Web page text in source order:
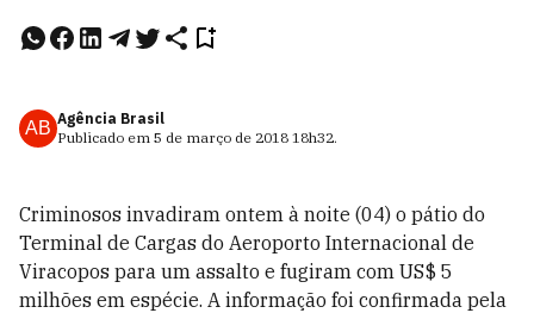
AB Agência Brasil
Publicado em 5 de março de 2018 18h32.
Criminosos invadiram ontem à noite (04) o pátio do
Terminal de Cargas do Aeroporto Internacional de
Viracopos para um assalto e fugiram com US$ 5
milhões em espécie. A informação foi confirmada pela